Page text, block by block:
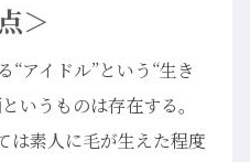
＞
アイドル”という“生き
いうものは存在する。
は素人に毛が生えた程度